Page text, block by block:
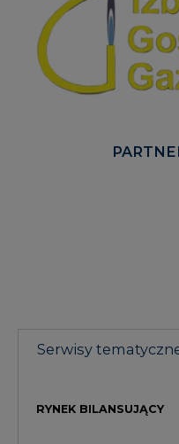
Serwisy
RYNEK BILANSUJĄCY